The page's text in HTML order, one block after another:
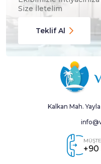
Size İletelim
Teklif Al
Kalkan Mah.
+90